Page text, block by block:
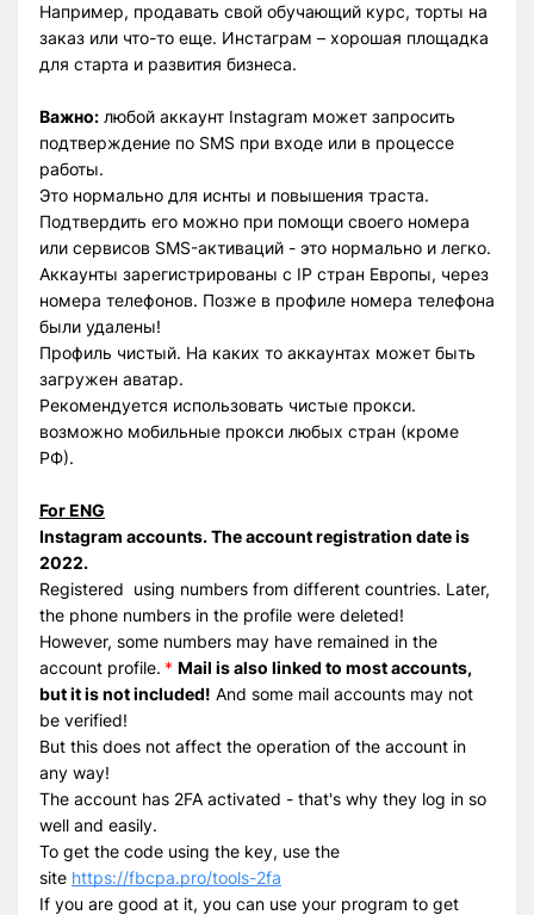
Например, продавать свой обучающий курс, торты на
заказ или что-то еще. Инстаграм – хорошая площадка
для старта и развития бизнеса.
Важно: любой аккаунт Instagram может запросить
подтверждение по SMS при входе или в процессе
работы.
Это нормально для иснты и повышения траста.
Подтвердить его можно при помощи своего номера
или сервисов SMS-активаций - это нормально и легко.
Аккаунты зарегистрированы с IP стран Европы, через
номера телефонов. Позже в профиле номера телефона
были удалены!
Профиль чистый. На каких то аккаунтах может быть
загружен аватар.
Рекомендуется использовать чистые прокси.
возможно мобильные прокси любых стран (кроме
РФ).
For ENG
Instagram accounts. The account registration date is
2022.
Registered using numbers from different countries. Later,
the phone numbers in the profile were deleted!
However, some numbers may have remained in the
account profile. * Mail is also linked to most accounts,
but it is not included! And some mail accounts may not
be verified!
But this does not affect the operation of the account in
any way!
The account has 2FA activated - that's why they log in so
well and easily.
To get the code using the key, use the
site https://fbcpa.pro/tools-2fa
If you are good at it, you can use your program to get
Всего позиций в корзине
Всего товара в корзине
Сумма к оплате (без скидок)
$